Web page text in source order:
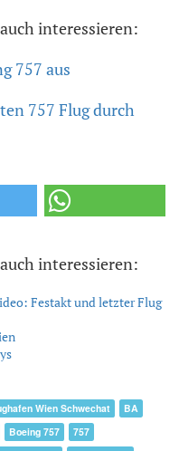
interessieren:
757 aus
757 Flug durch
interessieren:
Festakt und letzter Flug
Wien Schwechat
BA
Boeing 757
757